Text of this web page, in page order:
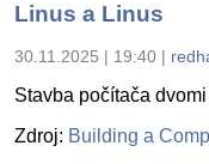
Linus a Linus
30.11.2025 | 19:40 |
Stavba počítača
Zdroj: Building a